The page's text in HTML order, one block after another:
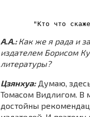
"Кто что
А.А.:Как же я рада и
издателем Борисом
литературы?
Цзянхуа: Думаю,
Томасом Видлигом. В
достойны